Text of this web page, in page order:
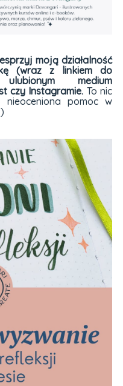
moją działalność
(wraz z linkiem do
medium
czy Instagramie. To nic
pomoc w